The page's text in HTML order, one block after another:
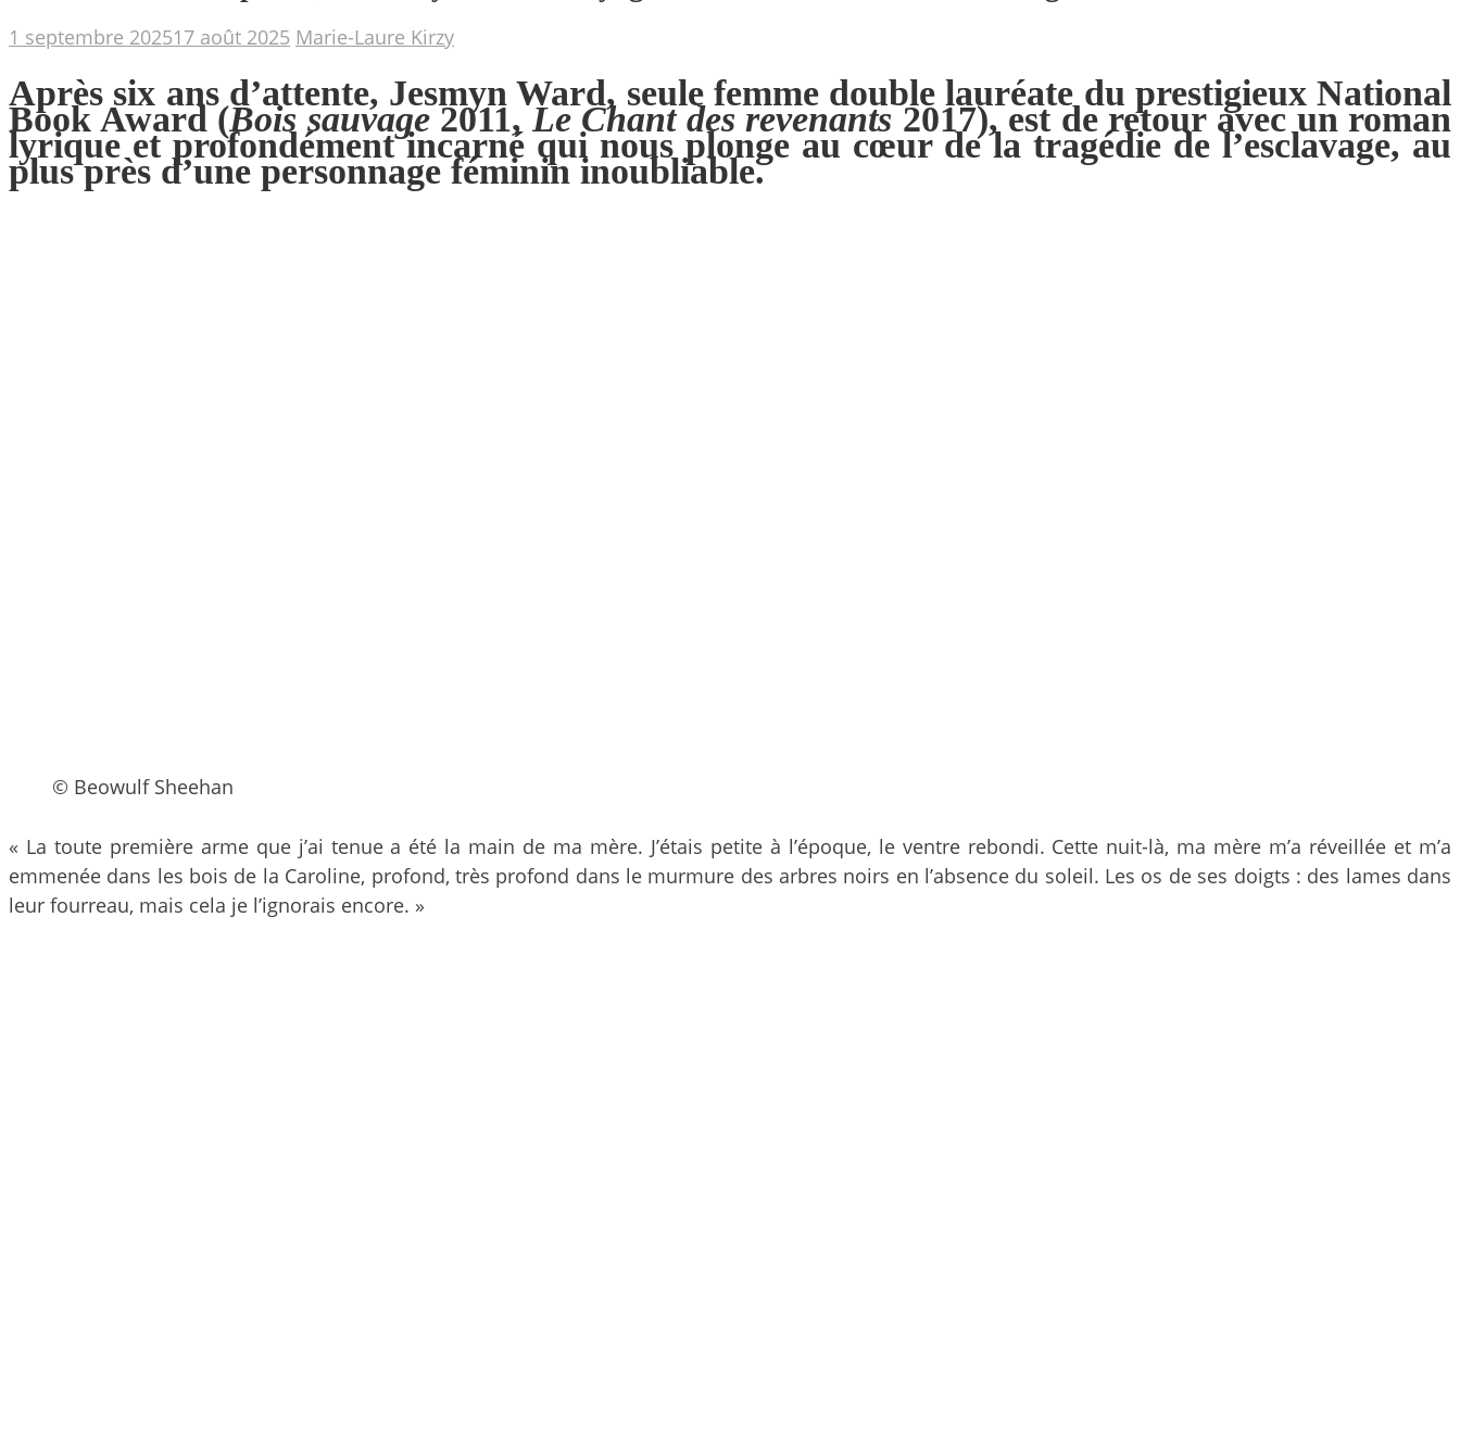
1 septembre 202517 août 2025 Marie-Laure Kirzy
Après six ans d’attente, Jesmyn Ward, seule femme double lauréate du prestigieux National
Book Award (Bois sauvage2011,Le Chant des revenants2017), est de retour avec un roman
lyrique et profondément incarné qui nous plonge au cœur de la tragédie de l’esclavage, au
plus près d’une personnage féminin inoubliable.
© Beowulf Sheehan
« La toute première arme que j’ai tenue a été la main de ma mère. J’étais petite à l’époque, le ventre rebondi. Cette nuit-là, ma mère m’a réveillée et m’a
emmenée dans les bois de la Caroline, profond, très profond dans le murmure des arbres noirs en l’absence du soleil. Les os de ses doigts : des lames dans
leur fourreau, mais cela je l’ignorais encore. »